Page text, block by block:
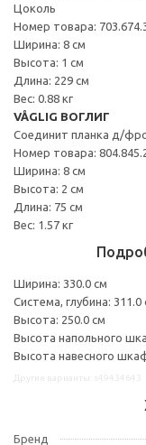
Цоколь
Номер товара:
Ширина: 8 см
Высота: 1 см
Длина: 229 см
Вес: 0.88 кг
VÅGLIG ВОГЛИГ
Соединит планка д/
Номер товара:
Ширина: 8 см
Высота: 2 см
Длина: 75 см
Вес: 1.57 кг
Ширина: 330.0 см
Система, глубина: 311.0
Высота: 250.0 см
Высота напольного
Высота навесного
Бренд